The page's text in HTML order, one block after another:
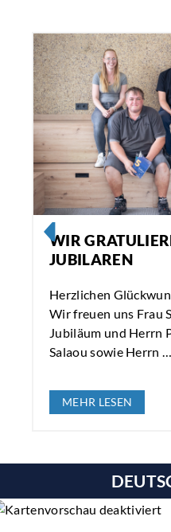
WIR
JUBILAREN
Herzlichen
Wir freuen uns Frau
Jubiläum und Herrn
Salaou sowie Herrn …
MEHR LESEN